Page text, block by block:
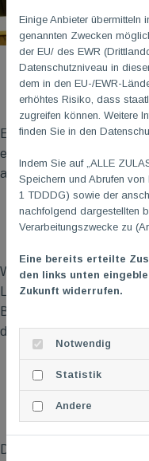
Ein riesiges Dankeschön
euren Einsatz, euren
alles gebt.
Wir sind noch lange nicht
Leute, die Lust haben,
Bereich etwas
du dich angesprochen
Detailinformationen zum TG
Einige Anbieter übermitteln
genannten Zwecken
der EU/ des EWR
Datenschutzniveau in
dem in den EU-/EWR-
erhöhtes Risiko, dass
zugreifen können. Weitere
finden Sie in den
Indem Sie auf „ALLE
Speichern und Abrufen von
1 TDDDG) sowie der
nachfolgend dargestellten
Verarbeitungszwecke zu
Eine bereits erteilte
den links unten
Zukunft widerrufen.
Notwendig
Statistik
Andere